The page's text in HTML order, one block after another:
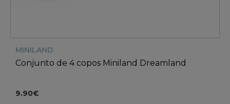
MINILAND
Conjunto de 4 copos Miniland Dreamland
9.90€